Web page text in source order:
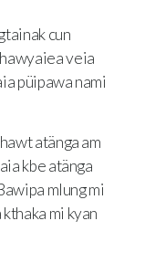
cun
veia
püipawa nami
atänga am
kbe atänga
mlung mi
mi kyan